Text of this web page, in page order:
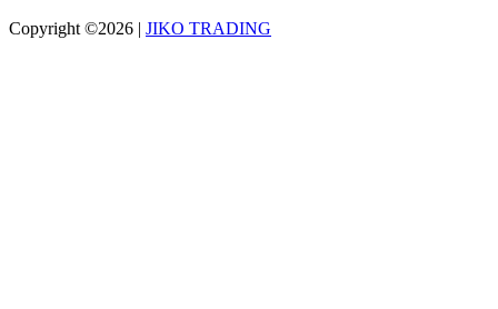
Copyright ©2026 | JIKO TRADING